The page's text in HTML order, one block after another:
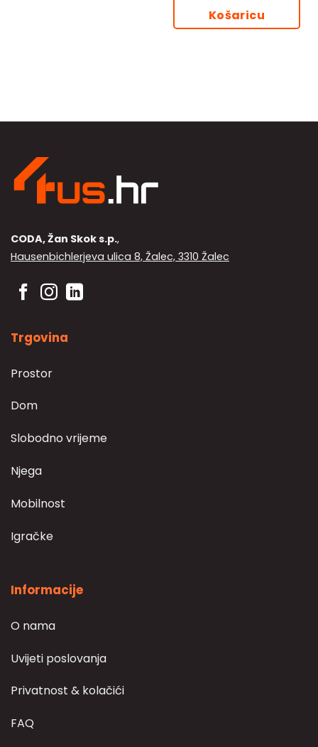
Košaricu
CODA, Žan Skok s.p.,
Hausenbichlerjeva ulica 8, Žalec, 3310 Žalec
Trgovina
Prostor
Dom
Slobodno vrijeme
Njega
Mobilnost
Igračke
Informacije
O nama
Uvijeti poslovanja
Privatnost & kolačići
FAQ